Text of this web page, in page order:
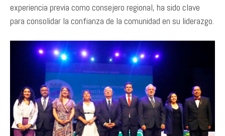
experiencia previa como consejero regional, ha sido clave
para consolidar la confianza de la comunidad en su liderazgo.